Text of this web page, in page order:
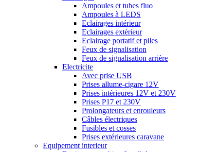
Ampoules et tubes fluo
Ampoules à LEDS
Eclairages intérieur
Eclairages extérieur
Eclairage portatif et piles
Feux de signalisation
Feux de signalisation arrière
Electricite
Avec prise USB
Prises allume-cigare 12V
Prises intérieures 12V et 230V
Prises P17 et 230V
Prolongateurs et enrouleurs
Câbles électriques
Fusibles et cosses
Prises extérieures caravane
Equipement interieur